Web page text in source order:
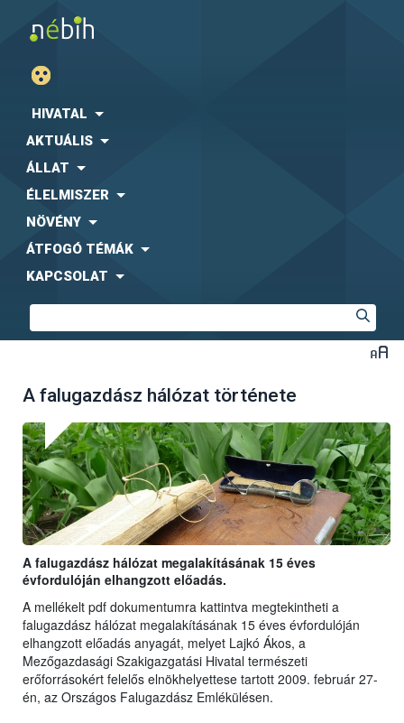
HIVATAL
AKTUÁLIS
ÁLLAT
ÉLELMISZER
NÖVÉNY
ÁTFOGÓ TÉMÁK
KAPCSOLAT
A falugazdász hálózat története
A falugazdász hálózat megalakításának 15 éves
évfordulóján elhangzott előadás.
A mellékelt pdf dokumentumra kattintva megtekintheti a
falugazdász hálózat megalakításának 15 éves évfordulóján
elhangzott előadás anyagát, melyet Lajkó Ákos, a
Mezőgazdasági Szakigazgatási Hivatal természeti
erőforrásokért felelős elnökhelyettese tartott 2009. február 27-
én, az Országos Falugazdász Emlékülésen.